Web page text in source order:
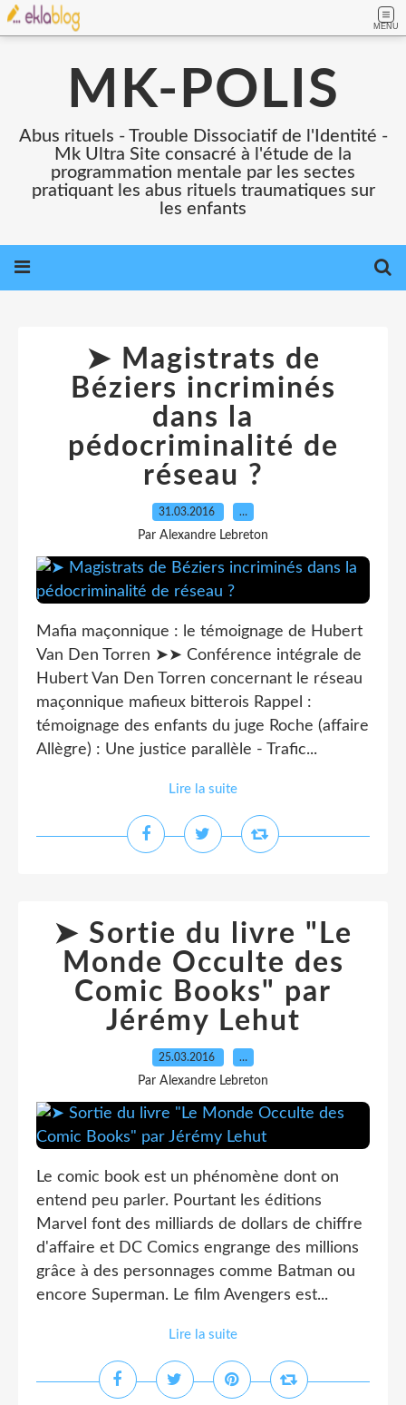
MENU
MK-POLIS
Abus rituels - Trouble Dissociatif de l'Identité -
Mk Ultra Site consacré à l'étude de la
programmation mentale par les sectes
pratiquant les abus rituels traumatiques sur
les enfants
➤ Magistrats de
Béziers incriminés
dans la
pédocriminalité de
réseau ?
31.03.2016 …
Par Alexandre Lebreton
Mafia maçonnique : le témoignage de Hubert
Van Den Torren ➤➤ Conférence intégrale de
Hubert Van Den Torren concernant le réseau
maçonnique mafieux bitterois Rappel :
témoignage des enfants du juge Roche (affaire
Allègre) : Une justice parallèle - Trafic...
Lire la suite
➤ Sortie du livre "Le
Monde Occulte des
Comic Books" par
Jérémy Lehut
25.03.2016 …
Par Alexandre Lebreton
Le comic book est un phénomène dont on
entend peu parler. Pourtant les éditions
Marvel font des milliards de dollars de chiffre
d'affaire et DC Comics engrange des millions
grâce à des personnages comme Batman ou
encore Superman. Le film Avengers est...
Lire la suite